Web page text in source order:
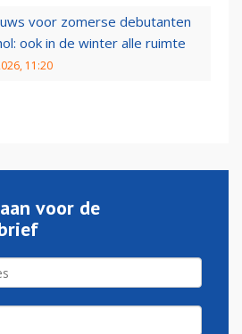
voor zomerse debutanten
ook in de winter alle ruimte
11:20
voor de